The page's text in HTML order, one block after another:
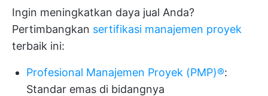
Ingin meningkatkan daya jual Anda?
Pertimbangkan sertifikasi manajemen proyek
terbaik ini:
Profesional Manajemen Proyek (PMP)®:
Standar emas di bidangnya